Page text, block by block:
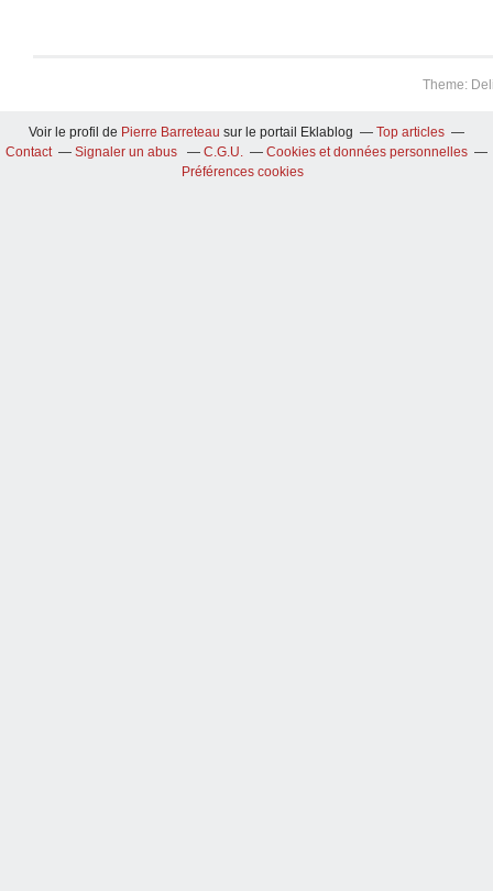
Theme:
Voir le profil de Pierre Barreteau sur le portail Eklablog
Top articles
Contact
Signaler un abus C.G.U.
Cookies et données personnelles
Préférences cookies